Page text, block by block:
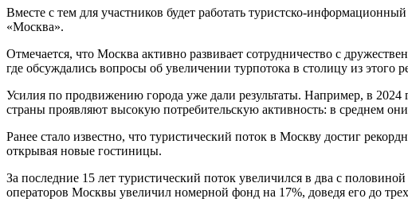
Вместе с тем для участников будет работать туристско-
«Москва».
Отмечается, что Москва активно развивает сотрудничество с
где обсуждались вопросы об увеличении турпотока в столицу из этого
Усилия по продвижению города уже дали результаты. Например, в
страны проявляют высокую потребительскую активность: в среднем
Ранее стало известно, что туристический поток в Москву достиг
открывая новые гостиницы.
За последние 15 лет туристический поток увеличился в два с
операторов Москвы увеличил номерной фонд на 17%, доведя его до